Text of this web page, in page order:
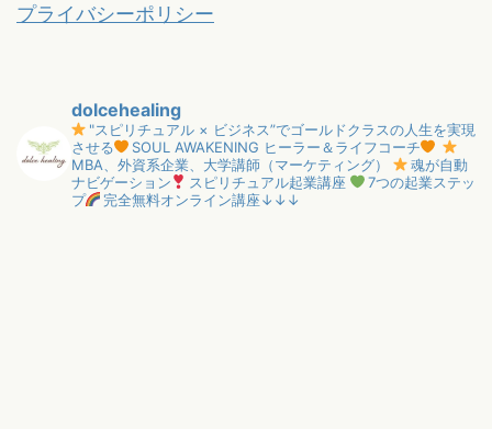
プライバシーポリシー
dolcehealing
"スピリチュアル × ビジネス”でゴールドクラスの人生を実現
させる
SOUL AWAKENING ヒーラー＆ライフコーチ
MBA、外資系企業、大学講師（マーケティング）
魂が自動
ナビゲーション
スピリチュアル起業講座
7つの起業ステッ
プ
完全無料オンライン講座↓↓↓